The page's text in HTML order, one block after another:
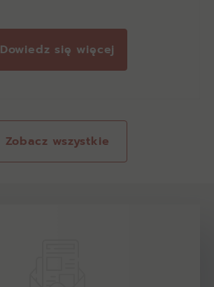
Dowiedz się więcej
Zobacz wszystkie